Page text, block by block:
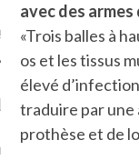
@Isa_Monrozier
je t'aime, my little
avec des
«Trois balles à
os et les tissus
élevé
traduire par une
prothèse et de